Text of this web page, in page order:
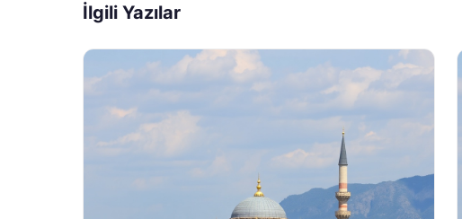
İlgili Yazılar